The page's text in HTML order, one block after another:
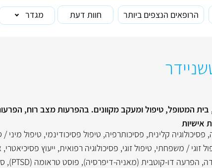
הרופאים הנצפים ביותר חוות דעת מגדר
המטופל, טיפול ומעקב מקוונים. בהפרעות מצב רוח,
אישיות
, פסיכולוגיה קלינית, פסיכותרפיה, טיפול פסיכודינמי, טיפול מיני /
זוגי / משפחתי, טיפול זוגי, פסיכולוגיה רפואית, ייעוץ פסיכיאטרי,
, הפרעה דו-קוטבית (מאניה-דיפרסיה), פוסט טראומה (PTSD) ,